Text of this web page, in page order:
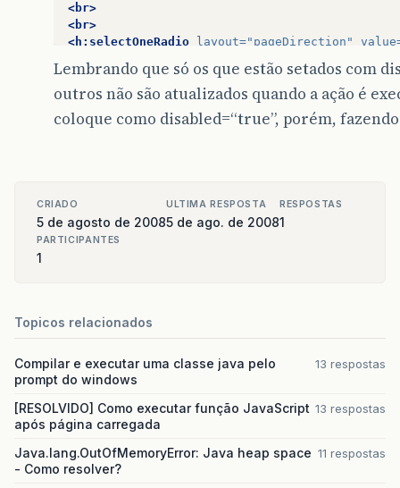
<br>
<br>
<h:selectOneRadio
layout="pageDirection"
<f:selectItems
</h:selectOneRadio>
<br>
<h:selectOneRadio
layout= "pageDirection"
<f:selectItems value=
</h:selectOneRadio>
</h:panelGrid>
Lembrando que só os que estão setados com
outros não são atualizados quando a ação é
coloque como disabled=“true”, porém,
CRIADO
5 de agosto de 2008
ULTIMA RESPOSTA
5 de ago. de 2008
RESPOSTAS
1
PARTICIPANTES
1
Topicos relacionados
Compilar e executar uma classe java pelo
prompt do windows
13 respostas
[RESOLVIDO] Como executar função JavaScript
após página carregada
13 respostas
Java.lang.OutOfMemoryError: Java heap space
- Como resolver?
11 respostas